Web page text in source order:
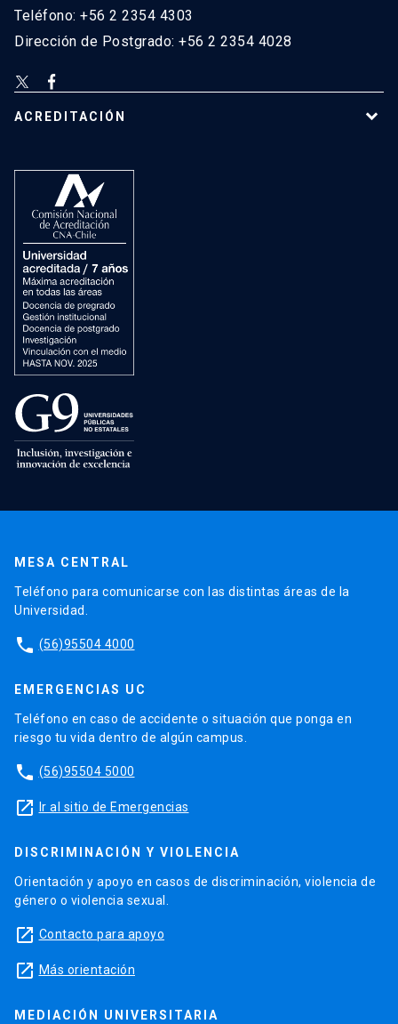
Teléfono: +56 2 2354 4303
Dirección de Postgrado: +56 2 2354 4028
ACREDITACIÓN
MESA CENTRAL
Teléfono para comunicarse con las distintas áreas de la
Universidad.
phone (56)95504 4000
EMERGENCIAS UC
Teléfono en caso de accidente o situación que ponga en
riesgo tu vida dentro de algún campus.
phone (56)95504 5000
launch Ir al sitio de Emergencias
DISCRIMINACIÓN Y VIOLENCIA
Orientación y apoyo en casos de discriminación, violencia de
género o violencia sexual.
launch Contacto para apoyo
launch Más orientación
MEDIACIÓN UNIVERSITARIA